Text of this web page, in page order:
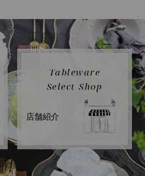
Tableware
Select Shop
店舗紹介